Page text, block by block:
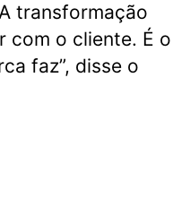
transformação
com o cliente. É o
faz”, disse o